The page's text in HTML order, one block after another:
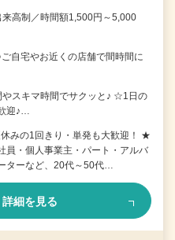
高制／時間額1,500円～5,000
自宅やお近くの店舗で間時間に
やスキマ時間でサクッと♪ ☆1日の
迎♪…
みの1回きり・単発も大歓迎！ ★
員・個人事業主・パート・アルバ
ターなど、20代～50代…
詳細を見る